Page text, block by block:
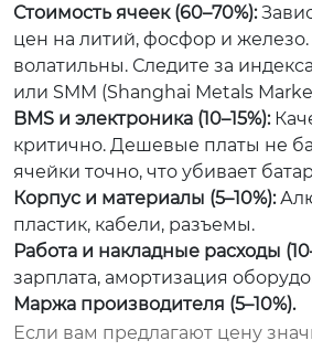
Стоимость ячеек (60–70%):
цен на литий, фосфор и
волатильны. Следите за
или SMM (Shanghai Metals
BMS и электроника (10–15%):
критично. Дешевые платы не
ячейки точно, что убивает
Корпус и материалы (5–10%):
пластик, кабели, разъемы.
Работа и накладные расходы
зарплата, амортизация
Маржа производителя (5–10%).
Если вам предлагают цену